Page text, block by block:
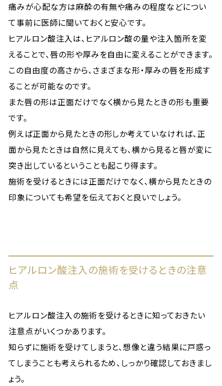
痛みが心配な方は麻酔の有無や痛みの程度などについ
て事前に医師に聞いておくと安心です。
ヒアルロン酸注入は、ヒアルロン酸の量や注入箇所を変
えることで、唇の形や厚みを自由に変えることができます。
この自由度の高さから、さまざまな形・厚みの唇を形成す
ることが可能なのです。
また唇の形は正面だけでなく横から見たときの形も重要
です。
例えば正面から見たときの形しか考えていなければ、正
面から見たときは自然に見えても、横から見ると唇が変に
突き出しているということも起こり得ます。
施術を受けるときには正面だけでなく、横から見たときの
印象についても希望を伝えておくと良いでしょう。
ヒアルロン酸注入の施術を受けるときの注意
点
ヒアルロン酸注入の施術を受けるときに知っておきたい
注意点がいくつかあります。
知らずに施術を受けてしまうと、想像と違う結果に戸惑っ
てしまうことも考えられるため、しっかり確認しておきまし
ょう。